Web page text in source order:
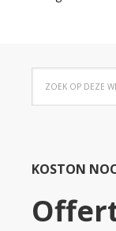
KOSTON